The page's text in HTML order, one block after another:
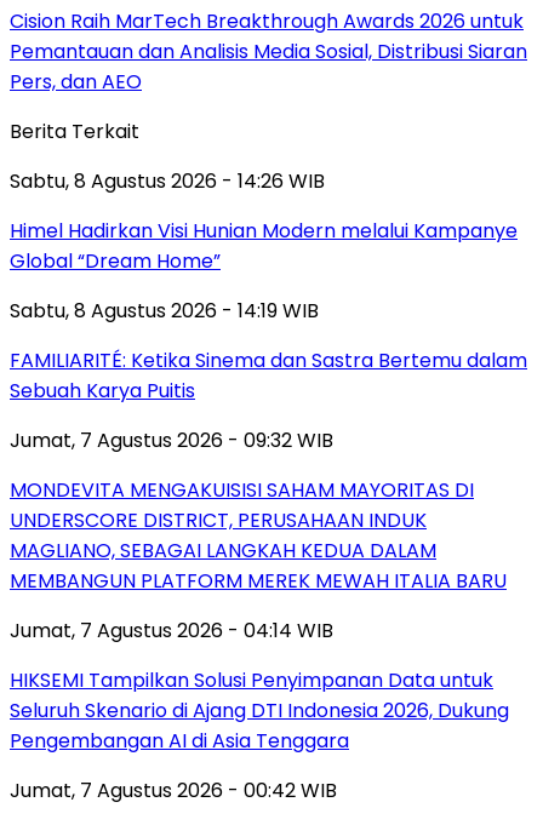
Cision Raih MarTech Breakthrough Awards 2026 untuk
Pemantauan dan Analisis Media Sosial, Distribusi Siaran
Pers, dan AEO
Berita Terkait
Sabtu, 8 Agustus 2026 - 14:26 WIB
Himel Hadirkan Visi Hunian Modern melalui Kampanye
Global “Dream Home”
Sabtu, 8 Agustus 2026 - 14:19 WIB
FAMILIARITÉ: Ketika Sinema dan Sastra Bertemu dalam
Sebuah Karya Puitis
Jumat, 7 Agustus 2026 - 09:32 WIB
MONDEVITA MENGAKUISISI SAHAM MAYORITAS DI
UNDERSCORE DISTRICT, PERUSAHAAN INDUK
MAGLIANO, SEBAGAI LANGKAH KEDUA DALAM
MEMBANGUN PLATFORM MEREK MEWAH ITALIA BARU
Jumat, 7 Agustus 2026 - 04:14 WIB
HIKSEMI Tampilkan Solusi Penyimpanan Data untuk
Seluruh Skenario di Ajang DTI Indonesia 2026, Dukung
Pengembangan AI di Asia Tenggara
Jumat, 7 Agustus 2026 - 00:42 WIB